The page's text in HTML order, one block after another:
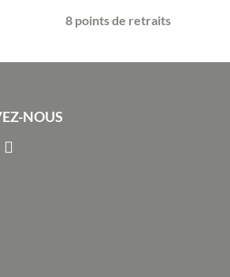
8 points de retraits
NOUS